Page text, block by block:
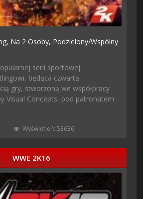
Na 2 Osoby, Podzielony/wspólny
serii sportowej
będąca czwartą
gry, stworzoną we współpracy
Visual Concepts, pod patronatem
Wyświetleń: 53636
WWE 2K16